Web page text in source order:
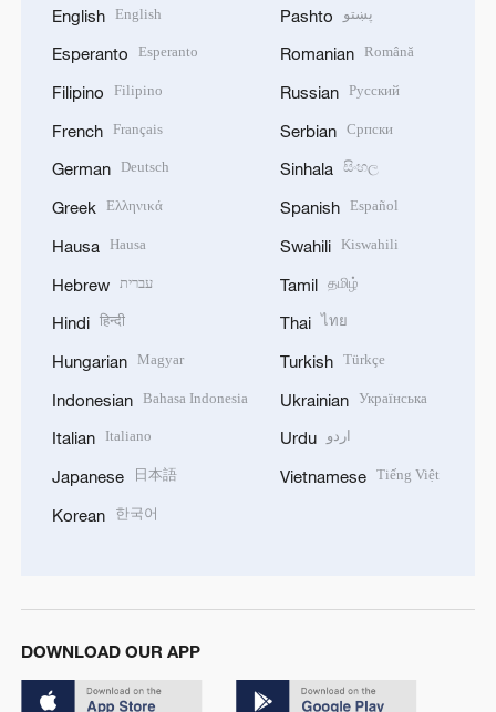
English English
Esperanto Esperanto
Filipino Filipino
French Français
German Deutsch
Greek Ελληνικά
Hausa Hausa
Hebrew עברית
Hindi हिन्दी
Hungarian Magyar
Indonesian Bahasa Indonesia
Italian Italiano
Japanese 日本語
Korean 한국어
Pashto پښتو
Romanian Română
Russian Русский
Serbian Српски
Sinhala සිංහල
Spanish Español
Swahili Kiswahili
Tamil தமிழ்
Thai ไทย
Turkish Türkçe
Ukrainian Українська
Urdu اردو
Vietnamese Tiếng Việt
DOWNLOAD OUR APP